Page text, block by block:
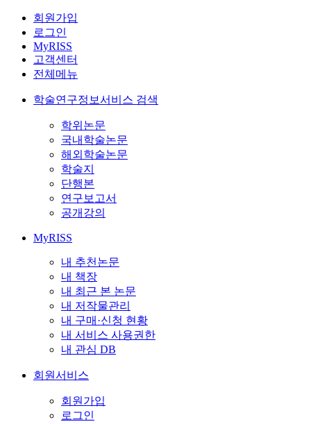
회원가입
로그인
MyRISS
고객센터
전체메뉴
학술연구정보서비스 검색
학위논문
국내학술논문
해외학술논문
학술지
단행본
연구보고서
공개강의
MyRISS
내 추천논문
내 책장
내 최근 본 논문
내 저작물관리
내 구매·신청 현황
내 서비스 사용권한
내 관심 DB
회원서비스
회원가입
로그인